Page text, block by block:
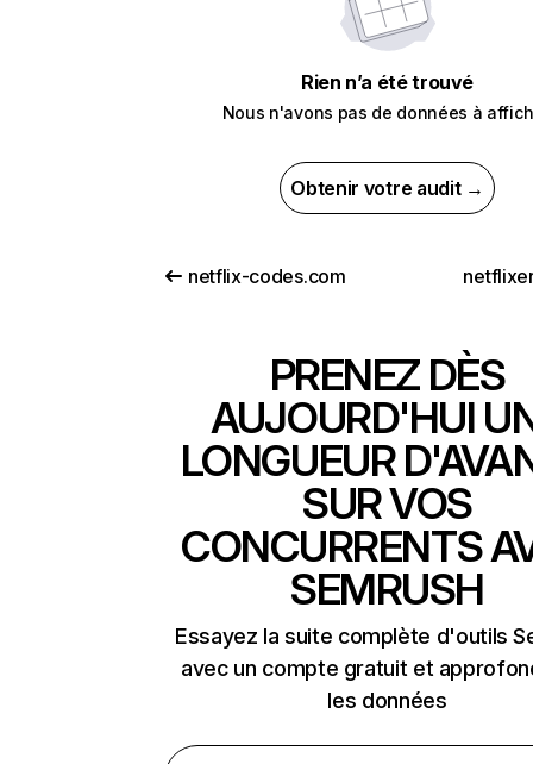
Rien n’a été trouvé
Nous n'avons pas de données à
Obtenir votre audit →
netflix-codes.com
PRENEZ DÈS
AUJOURD'HUI
LONGUEUR
SUR VOS
CONCURRENTS
SEMRUSH
Essayez la suite complète d'outils
avec un compte gratuit et
les données